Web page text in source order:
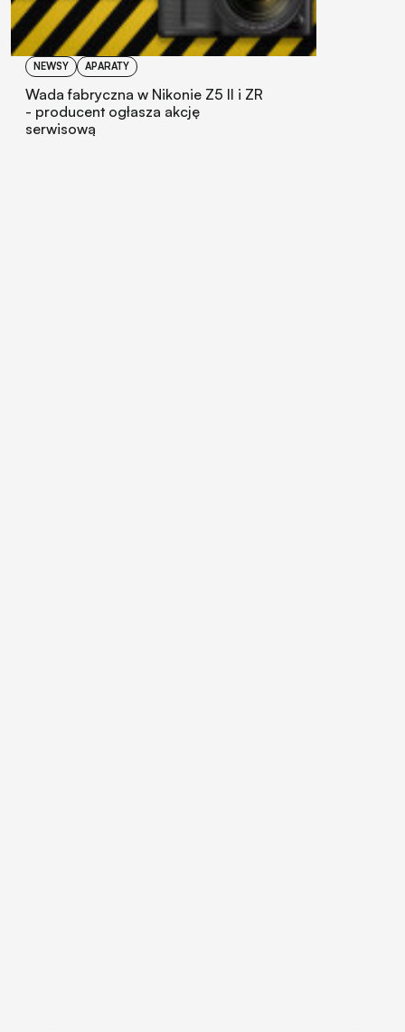
NEWSY APARATY
Wada fabryczna w Nikonie Z5 II i ZR
- producent ogłasza akcję
serwisową